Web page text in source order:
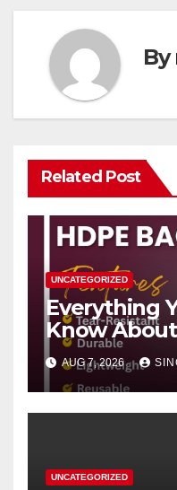
By
Related Post
UNCATEGORIZED
Everything
Know
AUG 7, 2026
UNCATEGORIZED